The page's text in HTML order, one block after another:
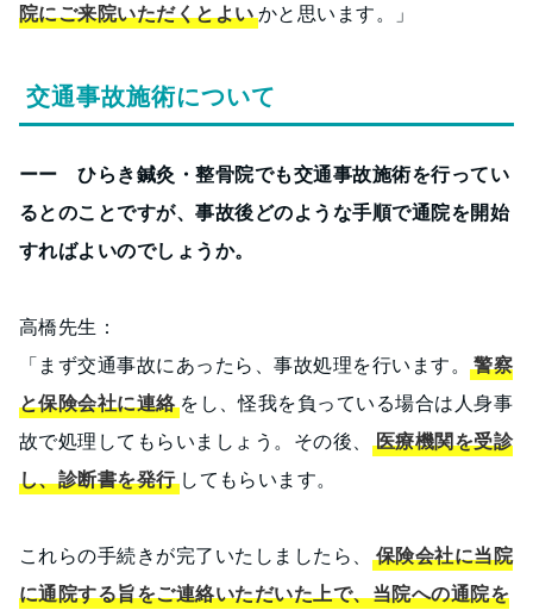
院にご来院いただくとよいかと思います。」
交通事故施術について
ーー ひらき鍼灸・整骨院でも交通事故施術を行ってい
るとのことですが、事故後どのような手順で通院を開始
すればよいのでしょうか。
高橋先生：
「まず交通事故にあったら、事故処理を行います。警察
と保険会社に連絡 をし、怪我を負っている場合は人身事
故で処理してもらいましょう。その後、
医療機関を受診
し、診断書を発行 してもらいます。
これらの手続きが完了いたしましたら、
保険会社に当院
に通院する旨をご連絡いただいた上で、当院への通院を